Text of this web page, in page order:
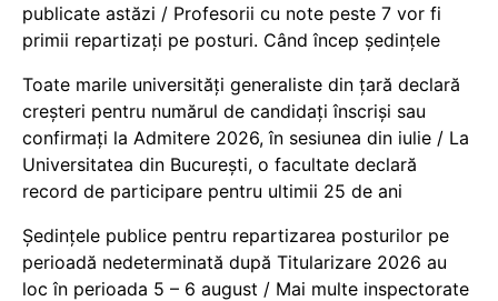
publicate astăzi / Profesorii cu note peste 7 vor fi
primii repartizați pe posturi. Când încep ședințele
Toate marile universități generaliste din țară declară
creșteri pentru numărul de candidați înscriși sau
confirmați la Admitere 2026, în sesiunea din iulie / La
Universitatea din București, o facultate declară
record de participare pentru ultimii 25 de ani
Ședințele publice pentru repartizarea posturilor pe
perioadă nedeterminată după Titularizare 2026 au
loc în perioada 5 – 6 august / Mai multe inspectorate